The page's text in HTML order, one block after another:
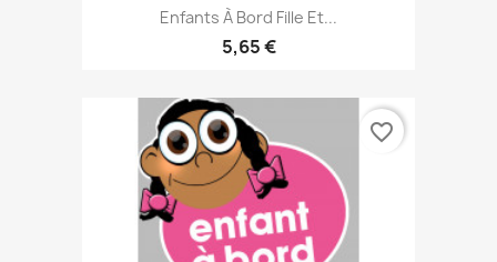
Enfants À Bord Fille Et...
5,65 €
favorite_border